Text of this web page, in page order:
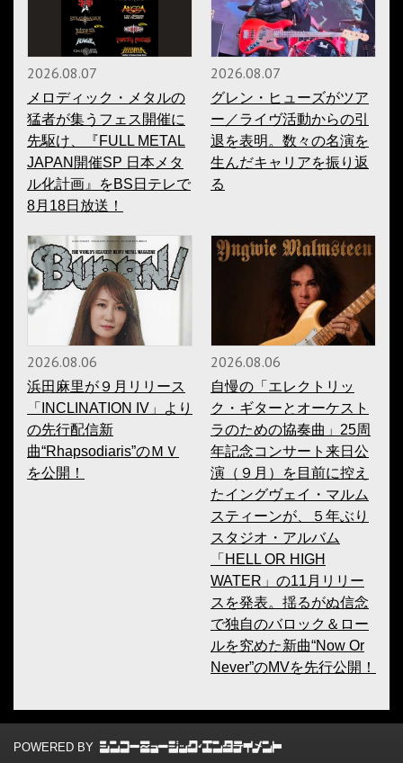
2026.08.07
メロディック・メタルの
猛者が集うフェス開催に
先駆け、『FULL METAL
JAPAN開催SP 日本メタ
ル化計画』をBS日テレで
8月18日放送！
2026.08.07
グレン・ヒューズがツア
ー／ライヴ活動からの引
退を表明。数々の名演を
生んだキャリアを振り返
る
2026.08.06
浜田麻里が９月リリース
「INCLINATION IV」より
の先行配信新
曲“Rhapsodiaris”のＭＶ
を公開！
2026.08.06
自慢の「エレクトリッ
ク・ギターとオーケスト
ラのための協奏曲」25周
年記念コンサート来日公
演（９月）を目前に控え
たイングヴェイ・マルム
スティーンが、５年ぶり
スタジオ・アルバム
「HELL OR HIGH
WATER」の11月リリー
スを発表。揺るがぬ信念
で独自のバロック＆ロー
ルを究めた新曲“Now Or
Never”のMVを先行公開！
POWERED BY